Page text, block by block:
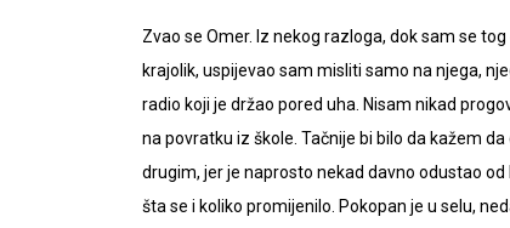
Zvao se Omer. Iz nekog razloga, dok sam se
krajolik, uspijevao sam misliti samo na njega,
radio koji je držao pored uha. Nisam nikad
na povratku iz škole. Tačnije bi bilo da kažem
drugim, jer je naprosto nekad davno odustao
šta se i koliko promijenilo. Pokopan je u selu,